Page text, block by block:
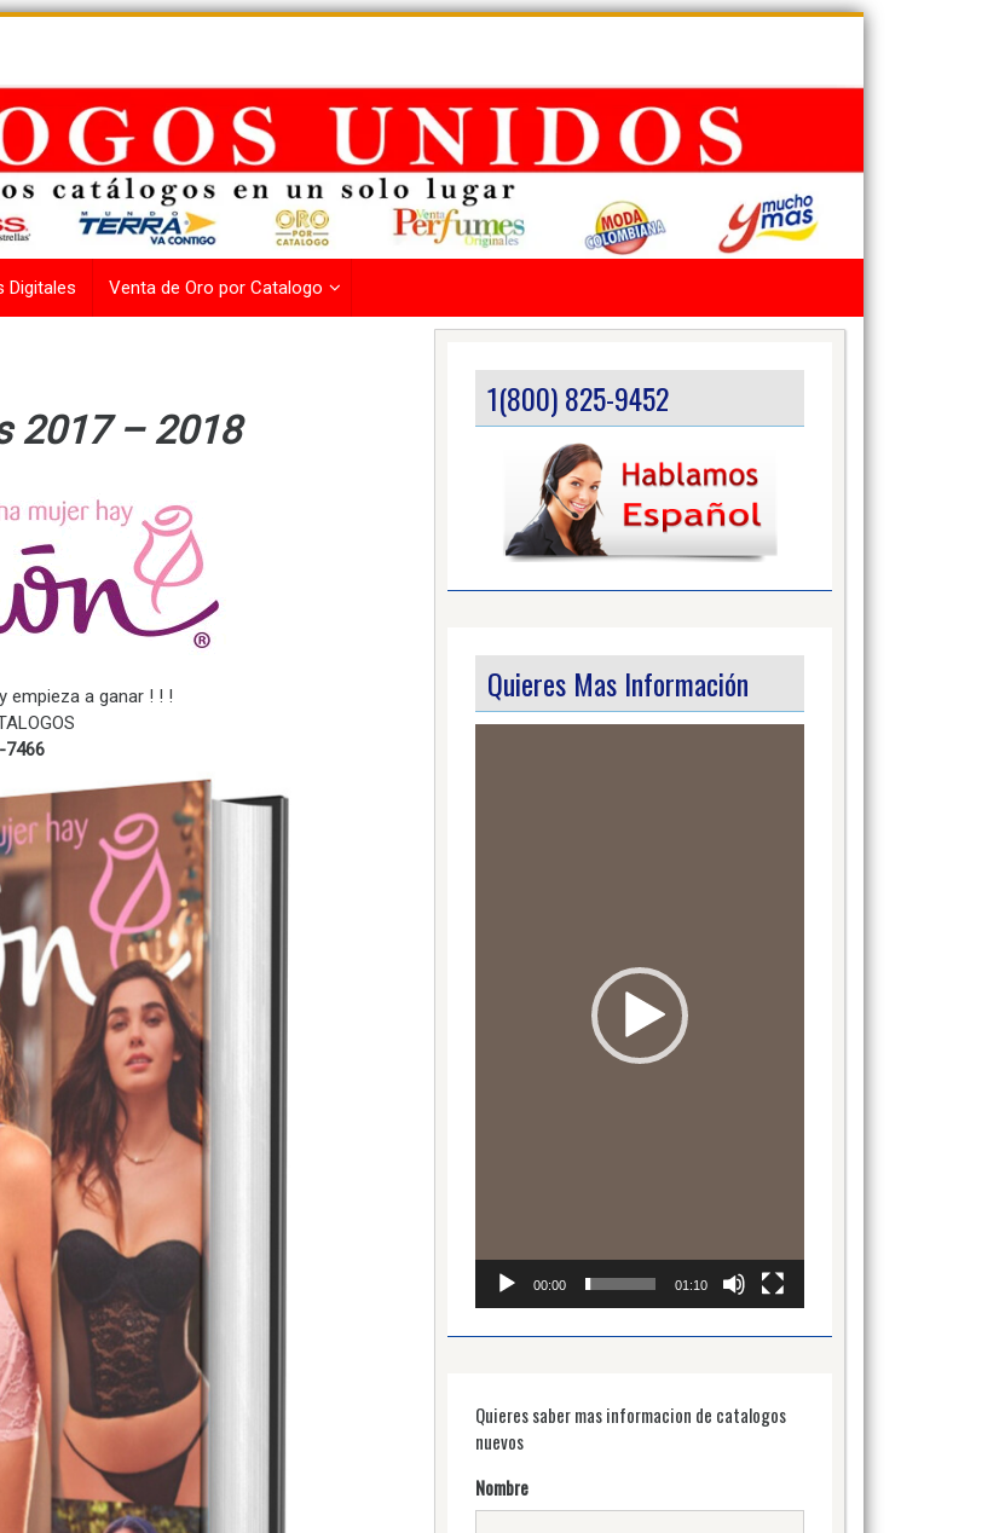
Digitales Venta de Oro por Catalogo
2017 – 2018
empieza a ganar ! ! !
7466
1(800) 825-9452
Quieres Mas Información
00:00 01:10
Quieres saber mas informacion de catalogos
nuevos
Nombre